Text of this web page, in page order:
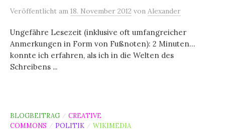
Veröffentlicht am 18. November 2012 von Alexander
Ungefähre Lesezeit (inklusive oft umfangreicher
Anmerkungen in Form von Fußnoten): 2 Minuten…
konnte ich erfahren, als ich in die Welten des
Schreibens ...
BLOGBEITRAG / CREATIVE
COMMONS
/ POLITIK / WIKIMEDIA